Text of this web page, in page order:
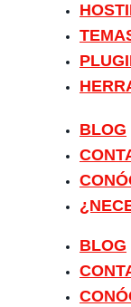
BLOG
BLOG